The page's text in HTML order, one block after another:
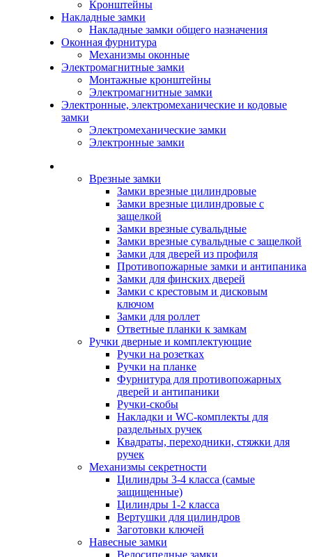
Кронштейны
Накладные замки
Накладные замки общего назначения
Оконная фурнитура
Механизмы оконные
Электромагнитные замки
Монтажные кронштейны
Электромагнитные замки
Электронные, электромеханические и кодовые
замки
Электромеханические замки
Электронные замки
Врезные замки
Замки врезные цилиндровые
Замки врезные цилиндровые с
защелкой
Замки врезные сувальдные
Замки врезные сувальдные с защелкой
Замки для дверей из профиля
Противопожарные замки и антипаника
Замки для финских дверей
Замки с крестовым и дисковым
ключом
Замки для роллет
Ответные планки к замкам
Ручки дверные и комплектующие
Ручки на розетках
Ручки на планке
Фурнитура для противопожарных
дверей и антипаники
Ручки-скобы
Накладки и WC-комплекты для
раздельных ручек
Квадраты, переходники, стяжки для
ручек
Механизмы секретности
Цилиндры 3-4 класса (самые
защищенные)
Цилиндры 1-2 класса
Вертушки для цилиндров
Заготовки ключей
Навесные замки
Велосипедные замки